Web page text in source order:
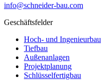
info@schneider-bau.com
Geschäftsfelder
Hoch- und Ingenieurbau
Tiefbau
Außenanlagen
Projektplanung
Schlüsselfertigbau